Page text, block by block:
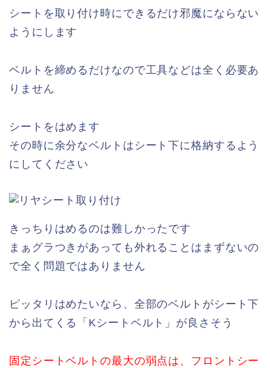
シートを取り付け時にできるだけ邪魔にならない
ようにします
ベルトを締めるだけなので工具などは全く必要あ
りません
シートをはめます
その時に余分なベルトはシート下に格納するよう
にしてください
きっちりはめるのは難しかったです
まぁグラつきがあっても外れることはまずないの
で全く問題ではありません
ピッタリはめたいなら、全部のベルトがシート下
から出てくる「Kシートベルト」が良さそう
固定シートベルトの最大の弱点は、フロントシー